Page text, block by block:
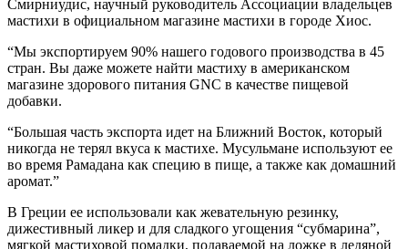
Смирниудис, научный руководитель Ассоциации владельцев
мастихи в официальном магазине мастихи в городе Хиос.
“Мы экспортируем 90% нашего годового производства в 45
стран. Вы даже можете найти мастиху в американском
магазине здорового питания GNC в качестве пищевой
добавки.
“Большая часть экспорта идет на Ближний Восток, который
никогда не терял вкуса к мастихе. Мусульмане используют ее
во время Рамадана как специю в пище, а также как домашний
аромат.”
В Греции ее использовали как жевательную резинку,
дижестивный ликер и для сладкого угощения “субмарина”,
мягкой мастиховой помадки, подаваемой на ложке в ледяной